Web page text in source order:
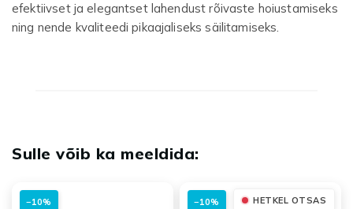
efektiivset ja elegantset lahendust rõivaste hoiustamiseks
ning nende kvaliteedi pikaajaliseks säilitamiseks.
−10% HETKEL OTSAS
−10%